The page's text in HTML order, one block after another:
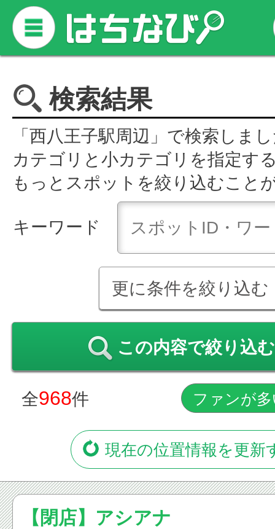
検索結果
「西八王子駅周辺」で検索しま
カテゴリと小カテゴリを指定す
もっとスポットを絞り込むこと
キーワード
更に条件を絞り込む
この内容で絞り込む
全968件
現在の位置情報を更新
【閉店】アシアナ